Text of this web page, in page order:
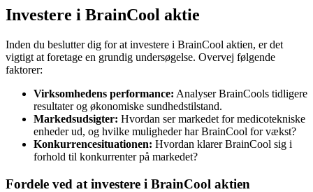
Investere i BrainCool aktie
Inden du beslutter dig for at investere i BrainCool aktien, er det
vigtigt at foretage en grundig undersøgelse. Overvej følgende
faktorer:
Virksomhedens performance: Analyser BrainCools tidligere
resultater og økonomiske sundhedstilstand.
Markedsudsigter: Hvordan ser markedet for medicotekniske
enheder ud, og hvilke muligheder har BrainCool for vækst?
Konkurrencesituationen: Hvordan klarer BrainCool sig i
forhold til konkurrenter på markedet?
Fordele ved at investere i BrainCool aktien